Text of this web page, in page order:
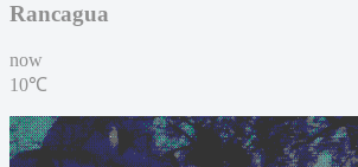
Rancagua
now
10℃